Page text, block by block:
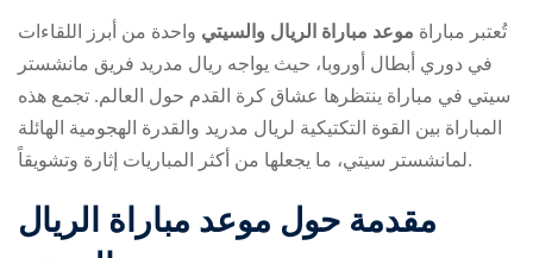
تُعتبر مباراة موعد مباراة الريال والسيتي واحدة من أبرز اللقاءات
في دوري أبطال أوروبا، حيث يواجه ريال مدريد فريق مانشستر
سيتي في مباراة ينتظرها عشاق كرة القدم حول العالم. تجمع هذه
المباراة بين القوة التكتيكية لريال مدريد والقدرة الهجومية الهائلة
لمانشستر سيتي، ما يجعلها من أكثر المباريات إثارة وتشويقاً.
مقدمة حول موعد مباراة الريال